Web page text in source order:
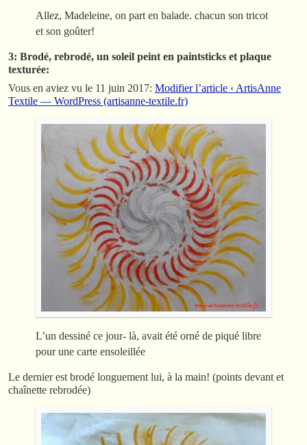
Allez, Madeleine, on part en balade. chacun son tricot
et son goûter!
3: Brodé, rebrodé, un soleil peint en paintsticks et plaque
texturée:
Vous en aviez vu le 11 juin 2017: Modifier l’article ‹ ArtisAnne
Textile — WordPress (artisanne-textile.fr)
L’un dessiné ce jour- là, avait été orné de piqué libre
pour une carte ensoleillée
Le dernier est brodé longuement lui, à la main! (points devant et
chaînette rebrodée)